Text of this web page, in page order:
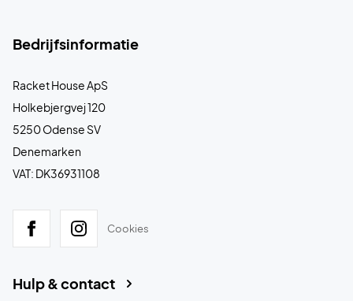
Bedrijfsinformatie
Racket House ApS
Holkebjergvej 120
5250 Odense SV
Denemarken
VAT: DK36931108
Cookies
Hulp & contact